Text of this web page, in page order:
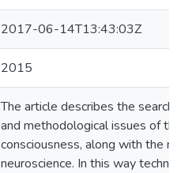
2017-06-14T13:43:03Z
2015
The article describes the search
and methodological issues of
consciousness, along with the
neuroscience. In this way